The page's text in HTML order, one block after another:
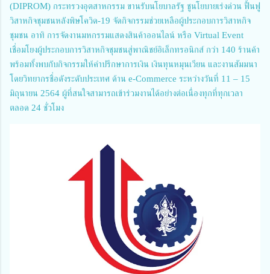
(DIPROM) กระทรวงอุตสาหกรรม ขานรับนโยบาลรัฐ ชูนโยบายเร่งด่วน ฟื้นฟู
วิสาหกิจชุมชนหลังพิษโควิด-19 จัดกิจกรรมช่วยเหลือผู้ประกอบการวิสาหกิจ
ชุมชน อาทิ การจัดงานมหกรรมแสดงสินค้าออนไลน์ หรือ Virtual Event
เชื่อมโยงผู้ประกอบการวิสาหกิจชุมชนสู่พาณิชย์อิเล็กทรอนิกส์ กว่า 140 ร้านค้า
พร้อมทั้งพบกับกิจกรรมให้คำปรึกษาการเงิน เงินทุนหมุนเวียน และงานสัมมนา
โดยวิทยากรชื่อดังระดับประเทศ ด้าน e-Commerce ระหว่างวันที่ 11 – 15
มิถุนายน 2564 ผู้ที่สนใจสามารถเข้าร่วมงานได้อย่างต่อเนื่องทุกที่ทุกเวลา
ตลอด 24 ชั่วโมง